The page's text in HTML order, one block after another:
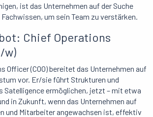
ist das Unternehmen auf der Suche
um sein Team zu verstärken.
Chief Operations
w)
Officer (COO) bereitet das Unternehmen auf
vor. Er/sie führt Strukturen und
Satelligence ermöglichen, jetzt – mit etwa
in Zukunft, wenn das Unternehmen auf
und Mitarbeiter angewachsen ist, effektiv